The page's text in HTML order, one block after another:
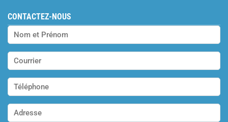
CONTACTEZ-NOUS